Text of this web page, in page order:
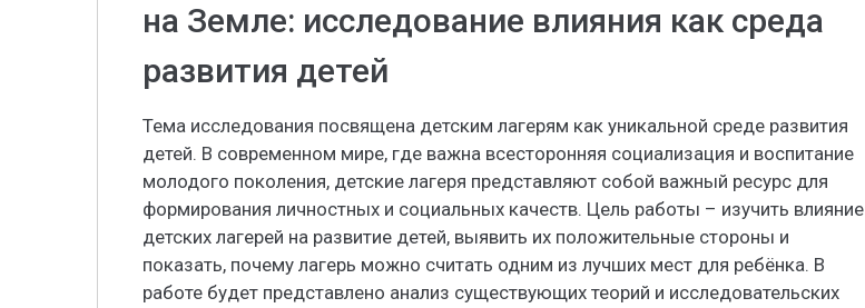
на Земле: исследование влияния как среда
развития детей
Тема исследования посвящена детским лагерям как уникальной среде развития
детей. В современном мире, где важна всесторонняя социализация и воспитание
молодого поколения, детские лагеря представляют собой важный ресурс для
формирования личностных и социальных качеств. Цель работы – изучить влияние
детских лагерей на развитие детей, выявить их положительные стороны и
показать, почему лагерь можно считать одним из лучших мест для ребёнка. В
работе будет представлено анализ существующих теорий и исследовательских